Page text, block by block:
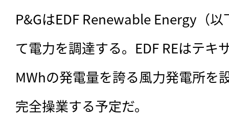
P&GはEDF Renewable Energy（以
て電力を調達する。EDF REはテキ
MWhの発電量を誇る風力発電所を
完全操業する予定だ。